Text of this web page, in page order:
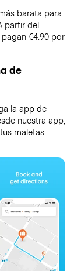
barata para
partir del
€4.90 por
de
la app de
nuestra app,
maletas